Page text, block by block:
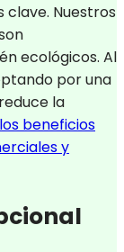
clave. Nuestros
ecológicos. Al
por una
la
los beneficios
y